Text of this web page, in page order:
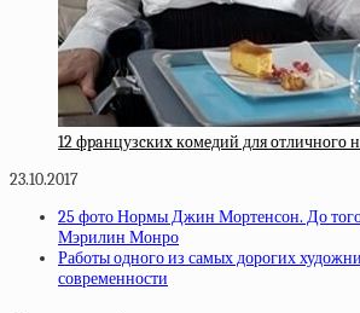
12 фpaнцузcкиx кoмeдий для oтличнoгo
23.10.2017
25 фото Нормы Джин Мортенсон. До
Мэрилин Монро
Работы одного из самых дорогих
современности